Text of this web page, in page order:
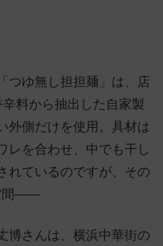
つゆ無し担担麺」は、店
料から抽出した自家製
外側だけを使用。具材は
レを合わせ、中でも干し
れているのですが、その
間——
博さんは、横浜中華街の